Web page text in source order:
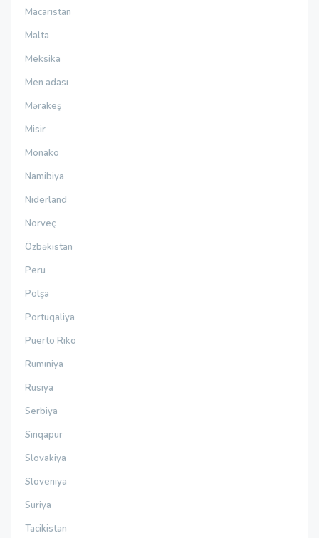
Macarıstan
Malta
Meksika
Men adası
Mərakeş
Misir
Monako
Namibiya
Niderland
Norveç
Özbəkistan
Peru
Polşa
Portuqaliya
Puerto Riko
Rumıniya
Rusiya
Serbiya
Sinqapur
Slovakiya
Sloveniya
Suriya
Tacikistan